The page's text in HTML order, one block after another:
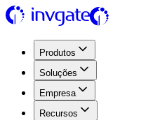
Produtos
Soluções
Empresa
Recursos